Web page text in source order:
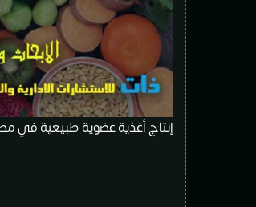
إنتاج أغذية عضوية طبيعية في